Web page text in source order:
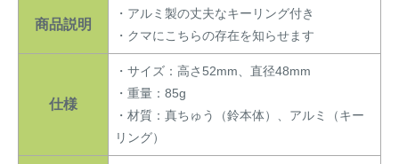
商品説明
・アルミ製の丈夫なキーリング付き
・クマにこちらの存在を知らせます
仕様
・サイズ：高さ52mm、直径48mm
・重量：85g
・材質：真ちゅう（鈴本体）、アルミ（キー
リング）